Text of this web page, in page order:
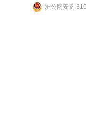
沪公网安备